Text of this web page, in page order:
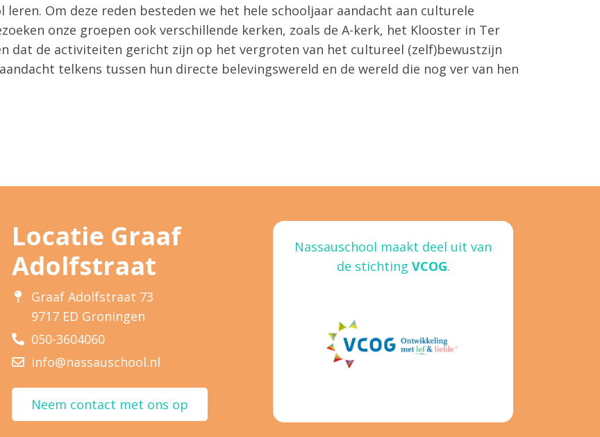
Om deze reden besteden we het hele schooljaar aandacht aan culturele
onze groepen ook verschillende kerken, zoals de A-kerk, het Klooster in Ter
dat de activiteiten gericht zijn op het vergroten van het cultureel (zelf)bewustzijn
telkens tussen hun directe belevingswereld en de wereld die nog ver van hen
Locatie Graaf
Adolfstraat
Graaf Adolfstraat 73
9717 ED Groningen
050-3604060
info@nassauschool.nl
Neem contact met ons op
Nassauschool maakt deel uit van
de stichting VCOG.